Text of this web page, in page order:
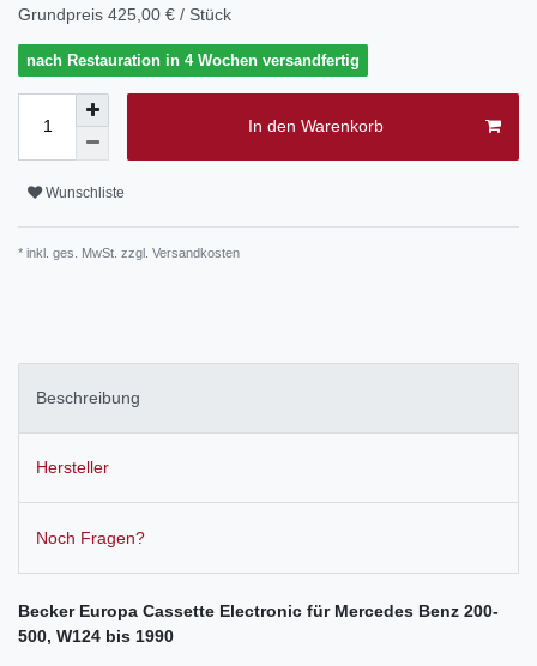
Grundpreis 425,00 € / Stück
nach Restauration in 4 Wochen versandfertig
In den Warenkorb
Wunschliste
* inkl. ges. MwSt. zzgl. Versandkosten
Beschreibung
Hersteller
Noch Fragen?
Becker Europa Cassette Electronic für Mercedes Benz 200-
500, W124 bis 1990